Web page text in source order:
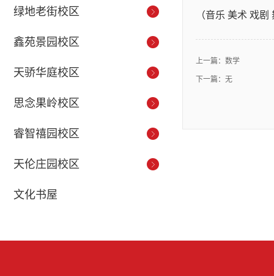
绿地老街校区
鑫苑景园校区
天骄华庭校区
思念果岭校区
睿智禧园校区
天伦庄园校区
文化书屋
（音乐 美术 戏剧
上一篇： 数学
下一篇：无